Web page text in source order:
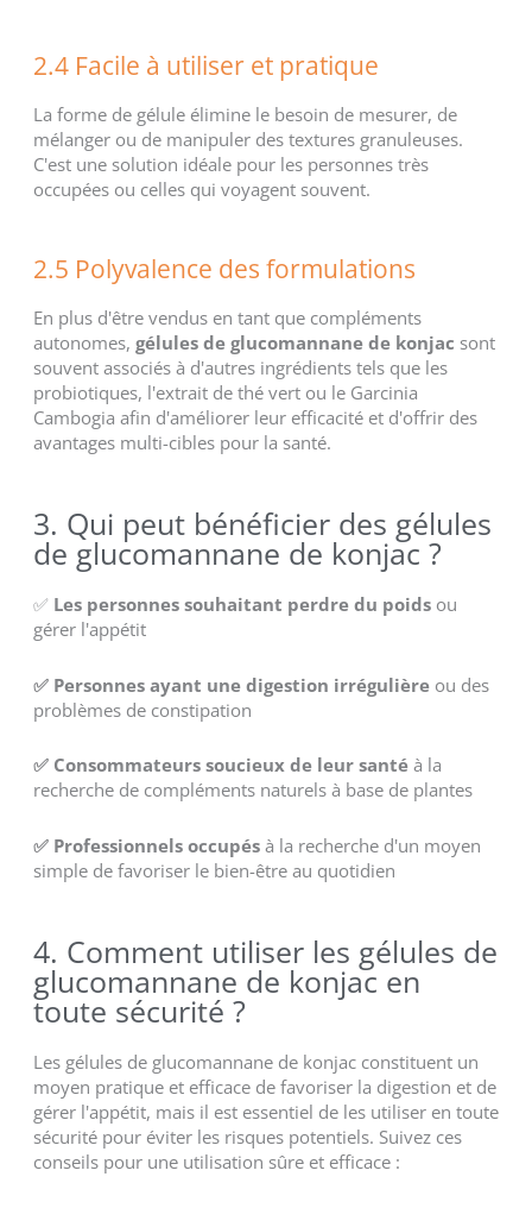
2.4 Facile à utiliser et pratique
La forme de gélule élimine le besoin de mesurer, de
mélanger ou de manipuler des textures granuleuses.
C'est une solution idéale pour les personnes très
occupées ou celles qui voyagent souvent.
2.5 Polyvalence des formulations
En plus d'être vendus en tant que compléments
autonomes, gélules de glucomannane de konjac sont
souvent associés à d'autres ingrédients tels que les
probiotiques, l'extrait de thé vert ou le Garcinia
Cambogia afin d'améliorer leur efficacité et d'offrir des
avantages multi-cibles pour la santé.
3. Qui peut bénéficier des gélules
de glucomannane de konjac ?
✅ Les personnes souhaitant perdre du poids ou
gérer l'appétit
✅ Personnes ayant une digestion irrégulière ou des
problèmes de constipation
✅ Consommateurs soucieux de leur santé à la
recherche de compléments naturels à base de plantes
✅ Professionnels occupés à la recherche d'un moyen
simple de favoriser le bien-être au quotidien
4. Comment utiliser les gélules de
glucomannane de konjac en
toute sécurité ?
Les gélules de glucomannane de konjac constituent un
moyen pratique et efficace de favoriser la digestion et de
gérer l'appétit, mais il est essentiel de les utiliser en toute
sécurité pour éviter les risques potentiels. Suivez ces
conseils pour une utilisation sûre et efficace :